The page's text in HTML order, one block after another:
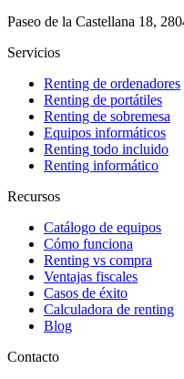
Paseo de la Castellana 18,
Servicios
Renting de ordenadores
Renting de portátiles
Renting de sobremesa
Equipos informáticos
Renting todo incluido
Renting informático
Recursos
Catálogo de equipos
Cómo funciona
Renting vs compra
Ventajas fiscales
Casos de éxito
Calculadora de renting
Blog
Contacto